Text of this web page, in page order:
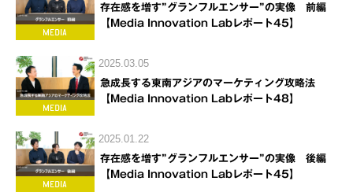
存在感を増す”グランフルエンサー”の実像 前編
【Media Innovation Labレポート45】
2025.03.05
急成長する東南アジアのマーケティング攻略法
【Media Innovation Labレポート48】
2025.01.22
存在感を増す”グランフルエンサー”の実像 後編
【Media Innovation Labレポート45】